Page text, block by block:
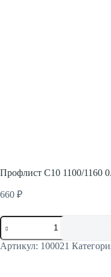
Профлист С10 1100/1160
660 ₽
Количество
товара
Профлист
С10
Артикул: 100021